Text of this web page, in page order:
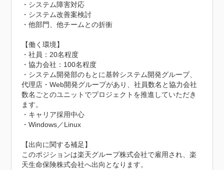
・システム障害対応
・システム改善案検討
・他部門、他チームとの折衝
【働く環境】
・社員：20名程度
・協力会社：100名程度
・システム開発部のもとに基幹システム開発グループ、
代理店・Web開発グループがあり、社員数名と協力会社
数名ごとのユニットでプロジェクトを推進していただき
ます。
・キャリア採用中心
・Windows／Linux
【出向に関する補足】
このポジションは楽天グループ株式会社で雇用され、楽
天生命保険株式会社へ出向となります。